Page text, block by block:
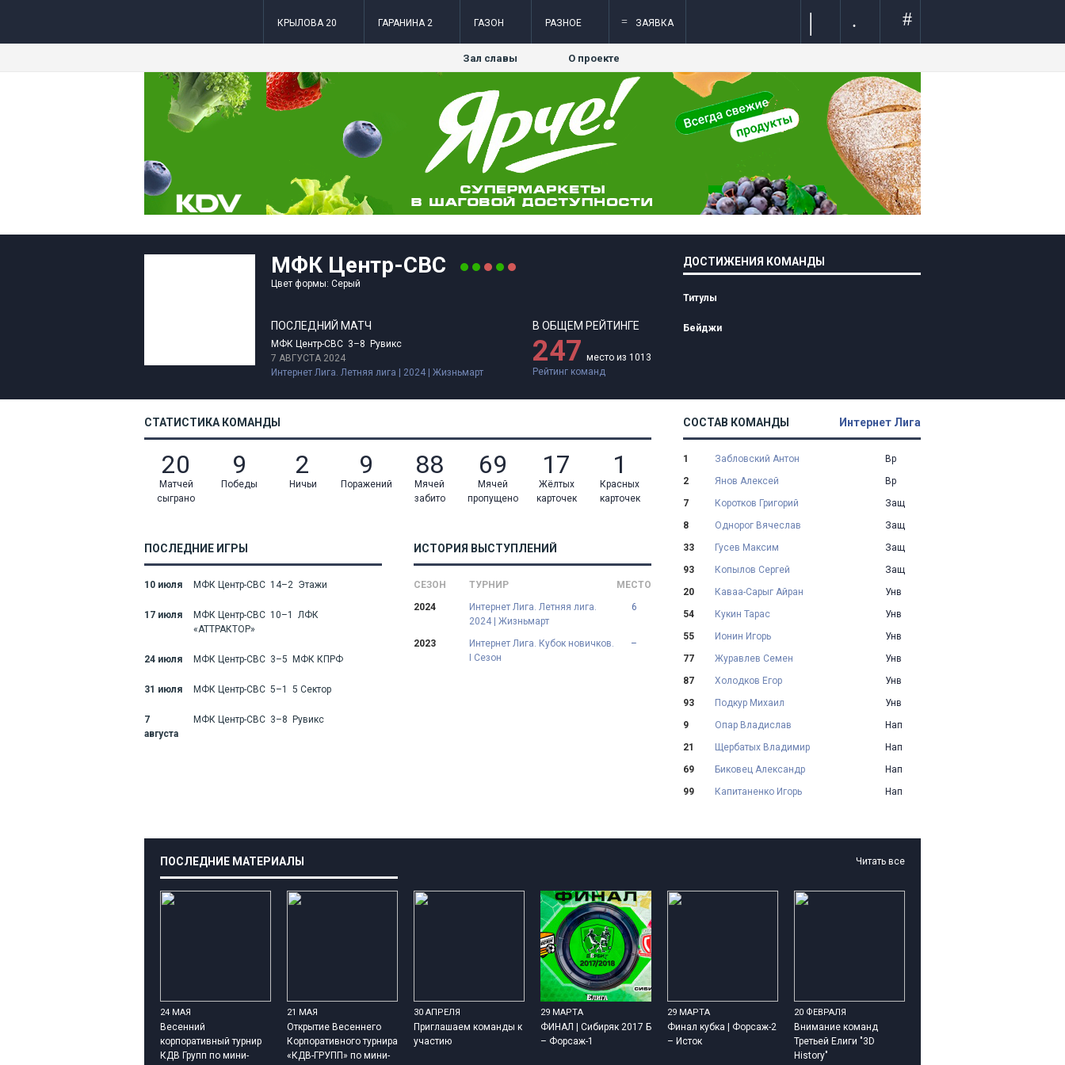
КРЫЛОВА 20 ГАРАНИНА 2 ГАЗОН РАЗНОЕ = ЗАЯВКА #
.
|
Зал славы О проекте
МФК Центр-СВС
Цвет формы: Серый
ПОСЛЕДНИЙ МАТЧ
МФК Центр-СВС 3–8 Рувикс
7 АВГУСТА 2024
Интернет Лига. Летняя лига | 2024 | Жизньмарт
В ОБЩЕМ РЕЙТИНГЕ
247 место из 1013
Рейтинг команд
ДОСТИЖЕНИЯ КОМАНДЫ
Титулы
Бейджи
СТАТИСТИКА КОМАНДЫ
20 9 2 9 88 69 17 1
Матчей
сыграно
Победы Ничьи Поражений
Мячей
забито
Мячей
пропущено
Жёлтых
карточек
Красных
карточек
ПОСЛЕДНИЕ ИГРЫ
10 июля МФК Центр-СВС 14–2 Этажи
17 июля
МФК Центр-СВС 10–1 ЛФК
«АТТРАКТОР»
24 июля МФК Центр-СВС 3–5 МФК КПРФ
31 июля МФК Центр-СВС 5–1 5 Сектор
7
августа
МФК Центр-СВС 3–8 Рувикс
ИСТОРИЯ ВЫСТУПЛЕНИЙ
СЕЗОН ТУРНИР
МЕСТО
2024
Интернет Лига. Летняя лига.
2024 | Жизньмарт
6
2023
Интернет Лига. Кубок новичков.
I Сезон
–
СОСТАВ КОМАНДЫ Интернет Лига
1 Забловский Антон
Вр
2
Янов Алексей
Вр
7
Коротков Григорий
Защ
8
Однорог Вячеслав
Защ
33
Гусев Максим
Защ
93
Копылов Сергей
Защ
20
Каваа-Сарыг Айран
Унв
54
Кукин Тарас
Унв
55
Ионин Игорь
Унв
77
Журавлев Семен
Унв
87
Холодков Егор
Унв
93
Подкур Михаил
Унв
9
Опар Владислав
Нап
21
Щербатых Владимир
Нап
69
Биковец Александр
Нап
99
Капитаненко Игорь Нап
ПОСЛЕДНИЕ МАТЕРИАЛЫ Читать все
24 МАЯ
Весенний
корпоративный турнир
КДВ Групп по мини-
21 МАЯ
Открытие Весеннего
Корпоративного турнира
«КДВ-ГРУПП» по мини-
30 АПРЕЛЯ
Приглашаем команды к
участию
29 МАРТА
ФИНАЛ | Сибиряк 2017 Б
– Форсаж-1
29 МАРТА
Финал кубка | Форсаж-2
– Исток
20 ФЕВРАЛЯ
Внимание команд
Третьей Елиги "3D
History"